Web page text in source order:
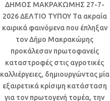
ΔΗΜΟΣ ΜΑΚΡΑΚΩΜΗΣ 27-7-
2026 ΔΕΛΤΙΟ ΤΥΠΟΥ Τα ακραία
καιρικά φαινόμενα που έπληξαν
τον Δήμο Μακρακώμης
προκάλεσαν πρωτοφανείς
καταστροφές στις αγροτικές
καλλιέργειες, δημιουργώντας μία
εξαιρετικά κρίσιμη κατάσταση
για τον πρωτογενή τομέα, την